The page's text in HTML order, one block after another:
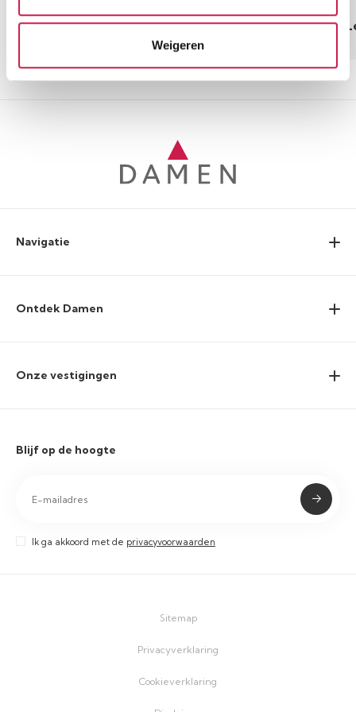
Weigeren
Lees meer
Navigatie
Ontdek Damen
Onze vestigingen
Blijf op de hoogte
Ik ga akkoord met de privacyvoorwaarden
Sitemap
Privacyverklaring
Cookieverklaring